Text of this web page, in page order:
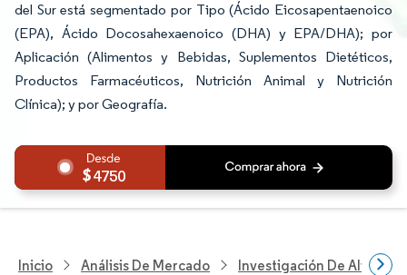
del Sur está segmentado por Tipo (Ácido Eicosapentaenoico
(EPA), Ácido Docosahexaenoico (DHA) y EPA/DHA); por
Aplicación (Alimentos y Bebidas, Suplementos Dietéticos,
Productos Farmacéuticos, Nutrición Animal y Nutrición
Clínica); y por Geografía.
4750
Inicio Análisis De Mercado Investigación De